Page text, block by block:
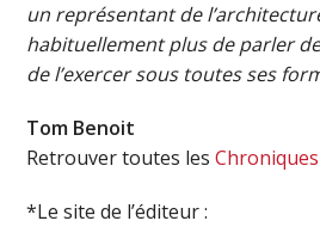
un représentant de
habituellement plus de parler
de l’exercer sous toutes ses
Tom Benoit
Retrouver toutes les
*Le site de l’éditeur :